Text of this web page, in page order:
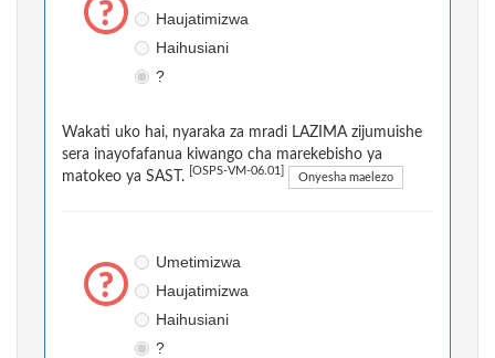
Haujatimizwa
Haihusiani
?
Wakati uko hai, nyaraka za mradi LAZIMA zijumuishe
sera inayofafanua kiwango cha marekebisho ya
matokeo ya SAST.
[OSPS-VM-06.01] Onyesha maelezo
Umetimizwa
Haujatimizwa
Haihusiani
?